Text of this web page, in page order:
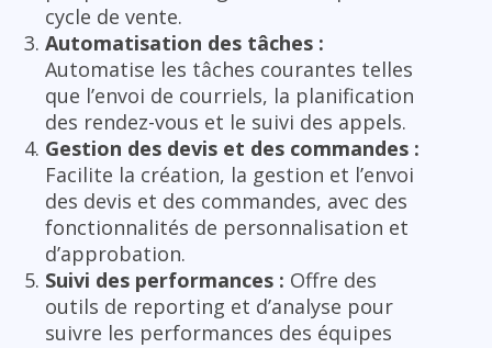
cycle de vente.
Automatisation des tâches :
Automatise les tâches courantes telles
que l’envoi de courriels, la planification
des rendez-vous et le suivi des appels.
Gestion des devis et des commandes :
Facilite la création, la gestion et l’envoi
des devis et des commandes, avec des
fonctionnalités de personnalisation et
d’approbation.
Suivi des performances : Offre des
outils de reporting et d’analyse pour
suivre les performances des équipes